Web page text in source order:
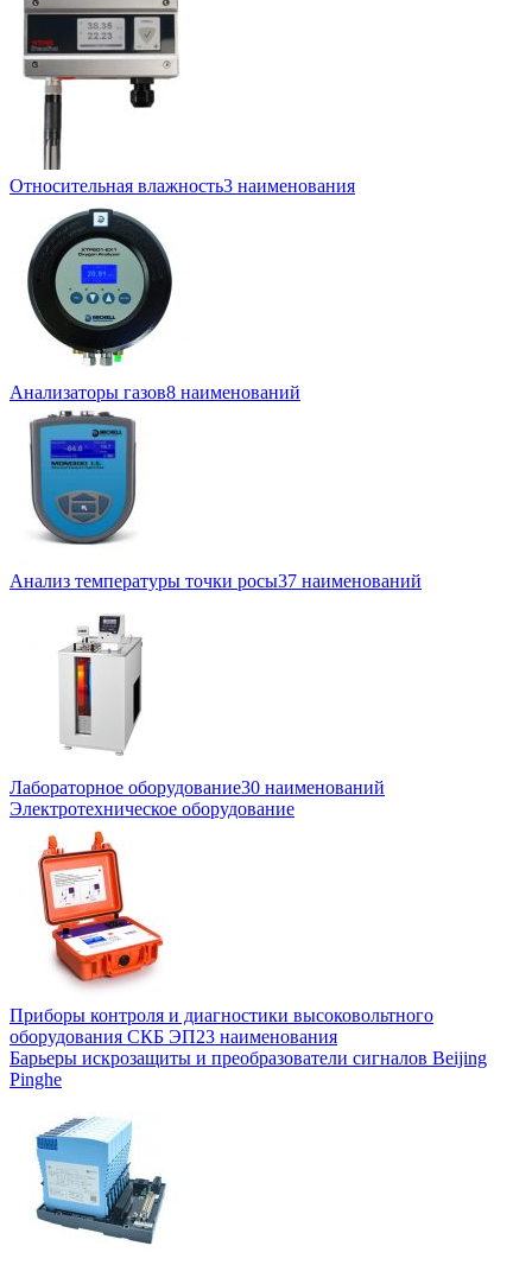
Относительная влажность3 наименования
Анализаторы газов8 наименований
Анализ температуры точки росы37 наименований
Лабораторное оборудование30 наименований
Электротехническое оборудование
Приборы контроля и диагностики высоковольтного
оборудования СКБ ЭП23 наименования
Барьеры искрозащиты и преобразователи сигналов Beijing
Pinghe